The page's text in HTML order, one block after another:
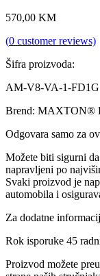
570,00 KM
(0 customer reviews)
Šifra proizvoda:
AM-V8-VA-1-FD1G
Brend: MAXTON®
Odgovara samo za
Možete biti sigurni
napravljeni po
Svaki proizvod je
automobila i
Za dodatne
Rok isporuke 45
Proizvod možete